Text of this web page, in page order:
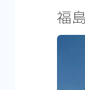
福